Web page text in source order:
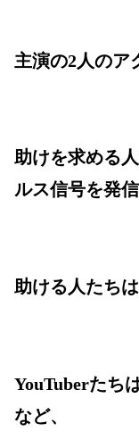
主演の2人のア
助けを求める
ルス信号を発信
助ける人たち
YouTuberたち
など、